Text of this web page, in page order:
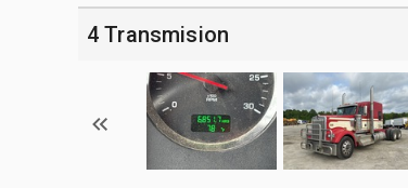
4 Transmision